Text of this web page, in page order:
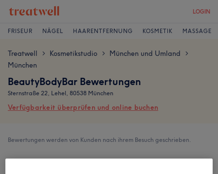
LOGIN
FRISEUR NÄGEL HAARENTFERNUNG KOSMETIK MASSAGE
Treatwell > Kosmetikstudio > München und Umland >
München
BeautyBodyBar Bewertungen
Sternstraße 22, Lehel, 80538 München
Verfügbarkeit überprüfen und online buchen
Bewertungen werden von Kunden nach ihrem Besuch geschrieben.